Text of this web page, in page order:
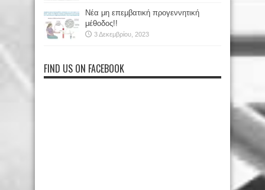
Νέα μη επεμβατική προγεννητική
μέθοδος!!
3 Δεκεμβρίου, 2023
FIND US ON FACEBOOK